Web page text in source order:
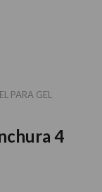
PARA GEL
4